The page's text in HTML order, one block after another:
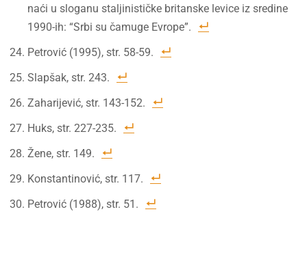
naći u sloganu staljinističke britanske levice iz sredine
1990-ih: “Srbi su čamuge Evrope”.
Petrović (1995), str. 58-59.
Slapšak, str. 243.
Zaharijević, str. 143-152.
Huks, str. 227-235.
Žene, str. 149.
Konstantinović, str. 117.
Petrović (1988), str. 51.